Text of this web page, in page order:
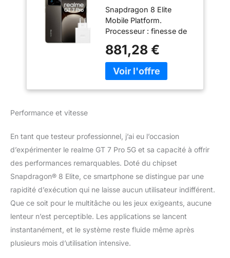
Snapdragon® 8
Elite, Appareil Photo
instantané Ultra Net
avec IA, Écran
RealWorld Eco²,
Batterie Titan de 6
500 mAh, Gris,
Exclusivité Amazon
Snapdragon 8 Elite
Mobile Platform.
Processeur : finesse de
cœurs, jusqu’à 4,32
GHz. Processeur
graphique : Adreno 830
avec objectif périscope
de 50 MP. Double SIM
5G + 5G. SA/NSA prises
Basé sur Android 15
881,28 €
Performance et vitesse
En tant que testeur professionnel, j’ai eu l’occasion
d’expérimenter le realme GT 7 Pro 5G et sa capacité à offrir
des performances remarquables. Doté du chipset
Snapdragon® 8 Elite, ce smartphone se distingue par une
rapidité d’exécution qui ne laisse aucun utilisateur indifférent.
Que ce soit pour le multitâche ou les jeux exigeants, aucune
lenteur n’est perceptible. Les applications se lancent
instantanément, et le système reste fluide même après
plusieurs mois d’utilisation intensive.